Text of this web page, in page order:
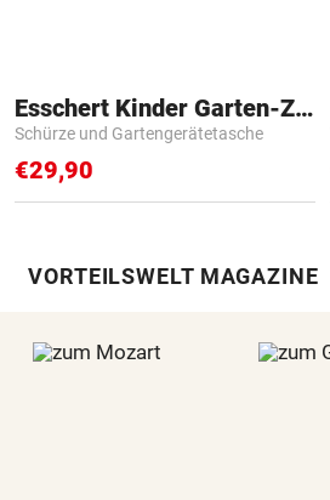
Esschert Kinder Garten-Zubehör
Schürze und Gartengerätetasche
€29,90
VORTEILSWELT MAGAZINE